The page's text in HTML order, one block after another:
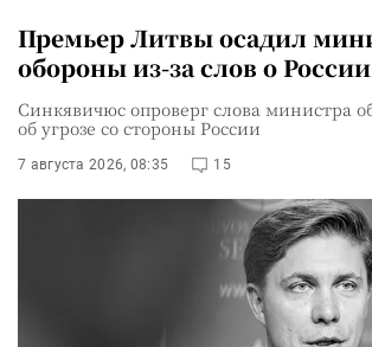
Премьер Литвы осадил
обороны из-за слов о России
Синкявичюс опроверг слова министра
об угрозе со стороны России
7 августа 2026, 08:35 15